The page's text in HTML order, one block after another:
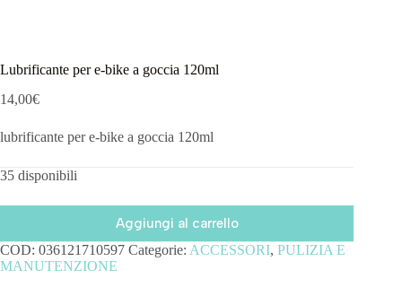
Lubrificante per e-bike a goccia 120ml
14,00€
lubrificante per e-bike a goccia 120ml
35 disponibili
Aggiungi al carrello
COD: 036121710597 Categorie: ACCESSORI, PULIZIA E
MANUTENZIONE